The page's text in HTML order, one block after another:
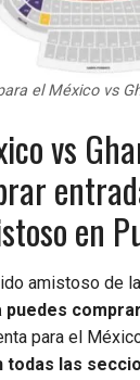
el México vs
vs
en
amistoso de
puedes
para el
todas las